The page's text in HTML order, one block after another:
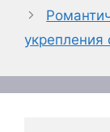
укрепления